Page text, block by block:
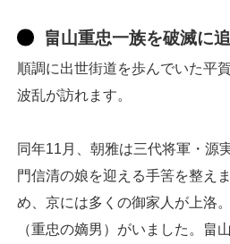
畠山重忠一族を破滅に
順調に出世街道を歩んでいた平
波乱が訪れます。
同年11月、朝雅は三代将軍・源
門信清の娘を迎える手筈を整え
め、京には多くの御家人が上洛
（重忠の嫡男）がいました。畠